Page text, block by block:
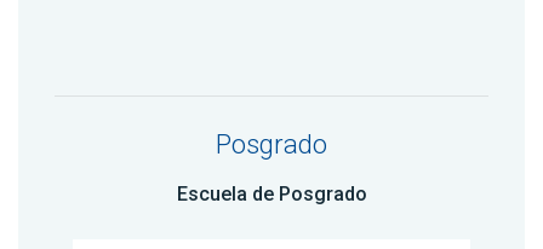
Posgrado
Escuela de Posgrado